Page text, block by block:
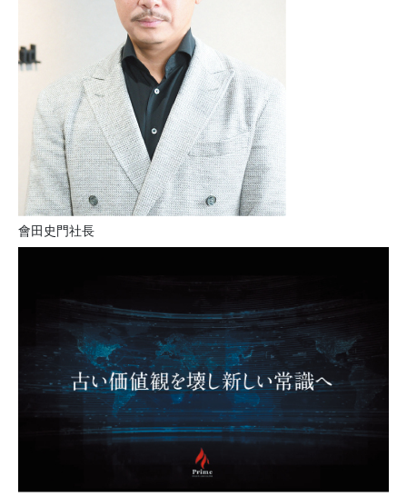
會田史門社長